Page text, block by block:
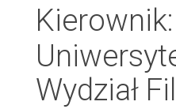
Wydział